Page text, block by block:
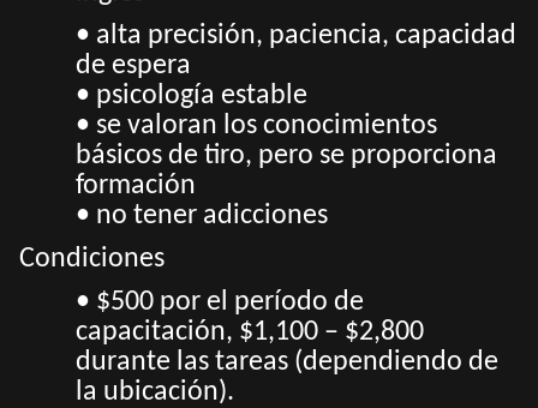
• alta precisión, paciencia, capacidad
de espera
• psicología estable
• se valoran los conocimientos
básicos de tiro, pero se proporciona
formación
• no tener adicciones
Condiciones
• $500 por el período de
capacitación, $1,100 – $2,800
durante las tareas (dependiendo de
la ubicación).